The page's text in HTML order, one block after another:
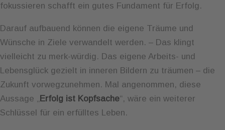
fokussieren schafft ein gutes Fundament für Erfolg.
Darauf aufbauend können die eigene Träume und
Wünsche in Ziele verwandelt werden. – Das klingt
vielleicht zu merk-würdig. Das eigene Arbeits- und
Lebensglück gezielt in inneren Bildern zu träumen – die
Zukunft vorwegzunehmen. Mal angenommen, diese
Aussage „
Erfolg ist Kopfsache“, wäre ein weiterer
Schlüssel für ein erfülltes Leben.